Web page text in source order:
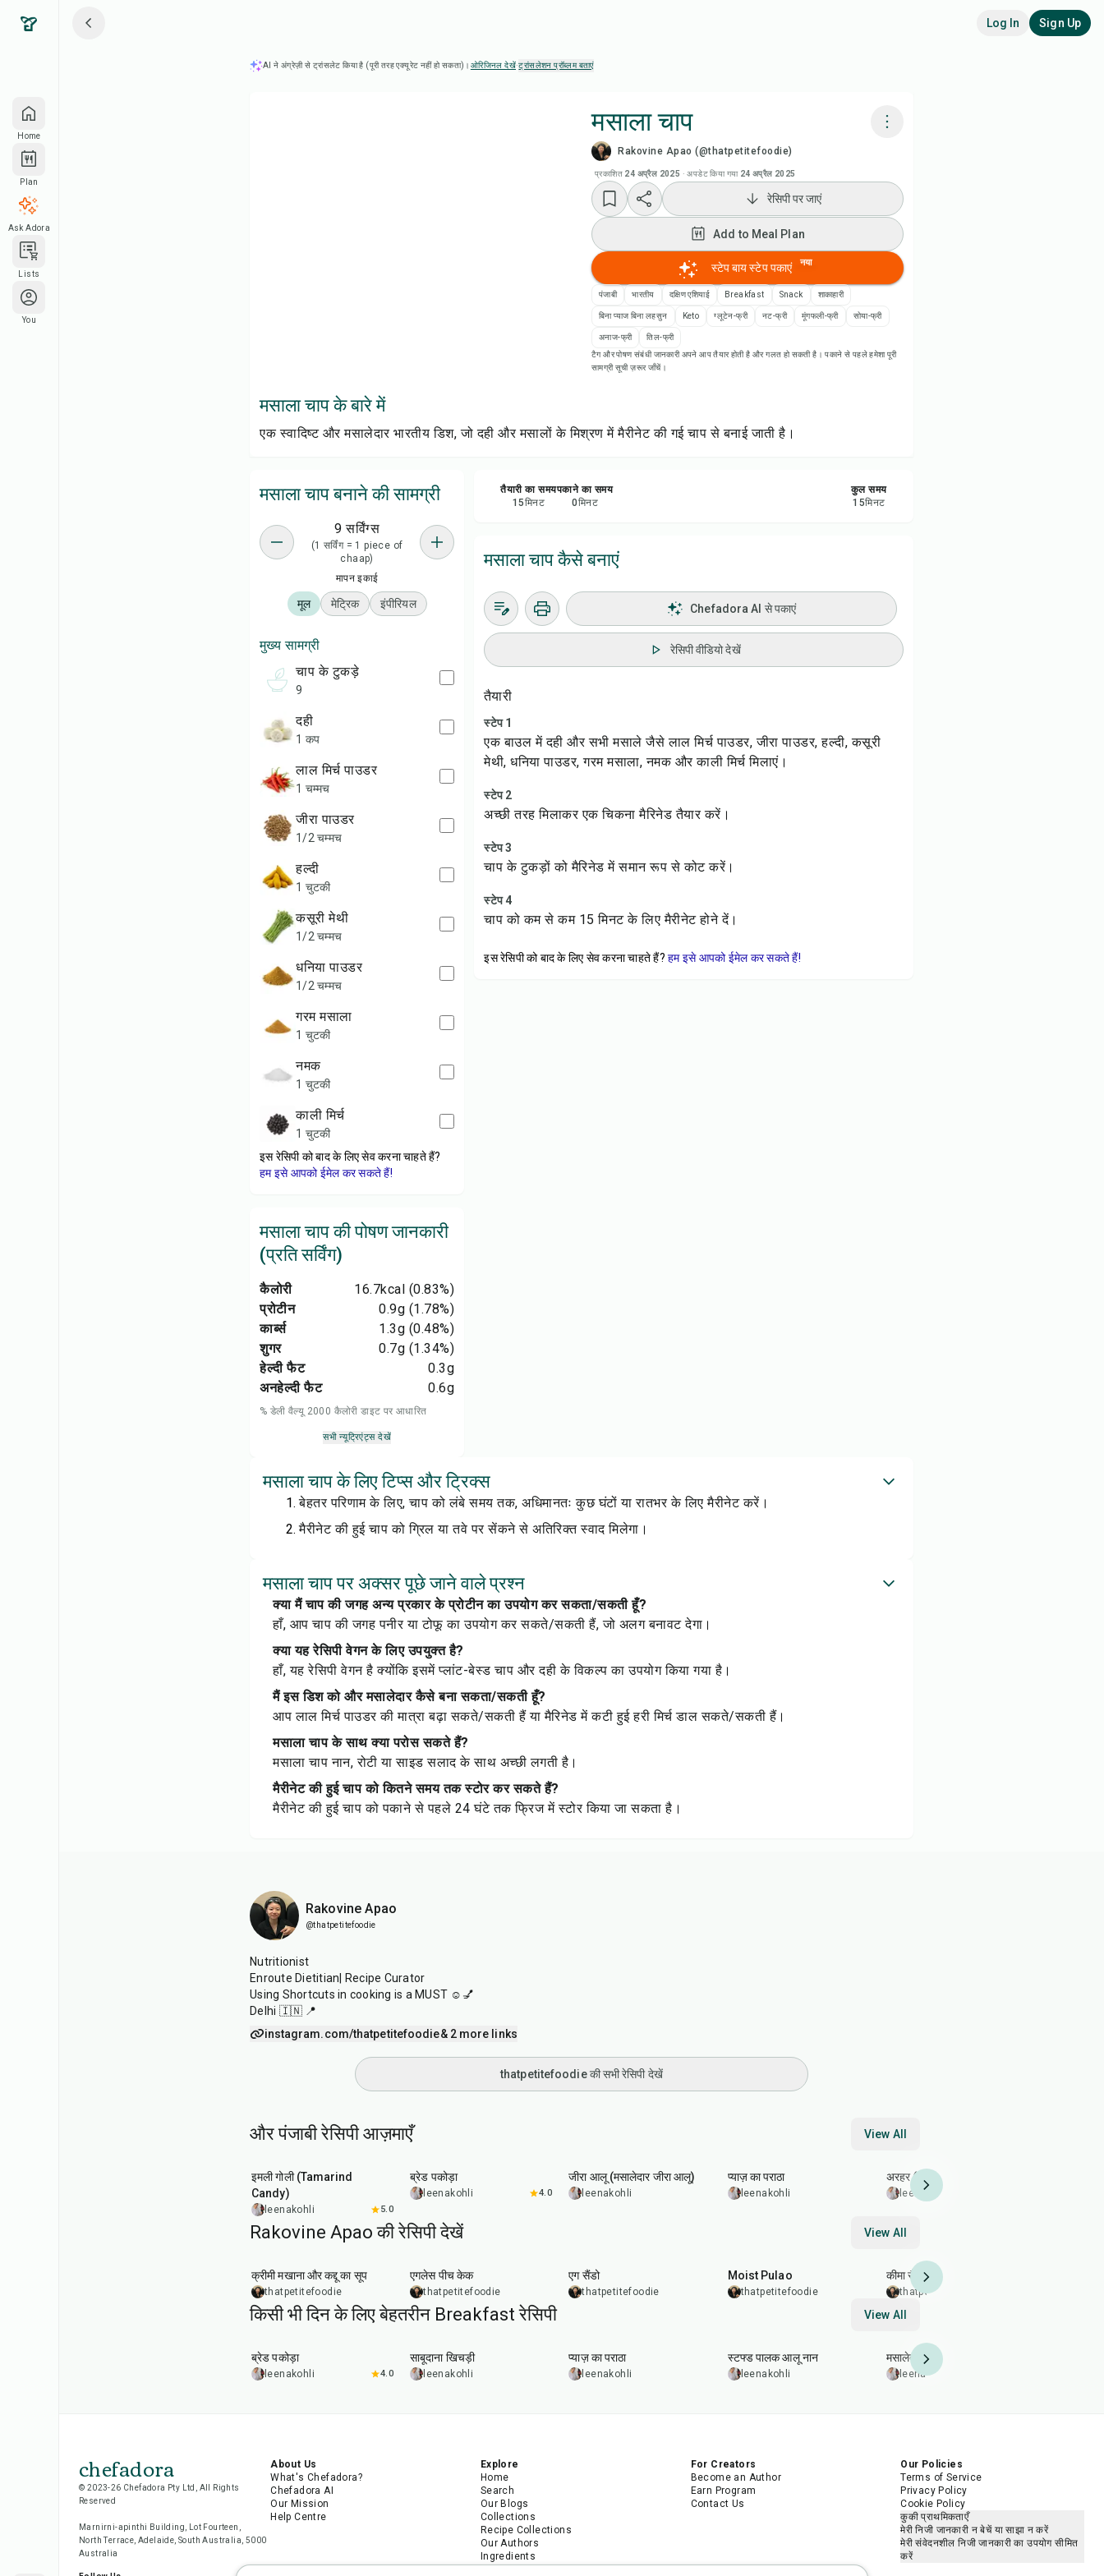
Home
Plan
Ask Adora
Lists
You
Log In Sign Up
AI ने अंग्रेज़ी से ट्रांसलेट किया है (पूरी तरह एक्यूरेट नहीं हो सकता)। ओरिजिनल देखें·ट्रांसलेशन प्रॉब्लम बताएं
मसाला चाप
Rakovine Apao (@thatpetitefoodie)
प्रकाशित 24 अप्रैल 2025 ·अपडेट किया गया 24 अप्रैल 2025
रेसिपी वीडियो देखें
Add to Meal Plan
Add to Shopping List
सेव करें
रेसिपी पर जाएं
Add to Meal Plan
स्टेप बाय स्टेप पकाएं नया
पंजाबी भारतीय दक्षिण एशियाई Breakfast Snack शाकाहारी
बिना प्याज बिना लहसुन Keto ग्लूटेन-फ्री नट-फ्री मूंगफली-फ्री सोया-फ्री
अनाज-फ्री
तिल-फ्री
टैग और पोषण संबंधी जानकारी अपने आप तैयार होती है और गलत हो सकती है। पकाने से पहले हमेशा पूरी
सामग्री सूची ज़रूर जाँचें।
मसाला चाप के बारे में
एक स्वादिष्ट और मसालेदार भारतीय डिश, जो दही और मसालों के मिश्रण में मैरीनेट की गई चाप से बनाई जाती है।
मसाला चाप बनाने की सामग्री
9 सर्विंग्स
(1 सर्विंग = 1 piece of
chaap)
मापन इकाई
मूल मेट्रिक इंपीरियल
मुख्य सामग्री
चाप के टुकड़े
9
दही
1 कप
लाल मिर्च पाउडर
1 चम्मच
जीरा पाउडर
1/2 चम्मच
हल्दी
1 चुटकी
कसूरी मेथी
1/2 चम्मच
धनिया पाउडर
1/2 चम्मच
गरम मसाला
1 चुटकी
नमक
1 चुटकी
काली मिर्च
1 चुटकी
इस रेसिपी को बाद के लिए सेव करना चाहते हैं?
हम इसे आपको ईमेल कर सकते हैं!
मसाला चाप की पोषण जानकारी
(प्रति सर्विंग)
कैलोरी 16.7kcal (0.83%)
प्रोटीन
0.9g (1.78%)
कार्ब्स
1.3g (0.48%)
शुगर
0.7g (1.34%)
हेल्दी फैट
0.3g
अनहेल्दी फैट
0.6g
% डेली वैल्यू 2000 कैलोरी डाइट पर आधारित
सभी न्यूट्रिएंट्स देखें
तैयारी का समय
15मिनट
पकाने का समय
0मिनट
कुल समय
15मिनट
मसाला चाप कैसे बनाएं
Chefadora AI से पकाएं
रेसिपी वीडियो देखें
तैयारी
स्टेप 1
एक बाउल में दही और सभी मसाले जैसे लाल मिर्च पाउडर, जीरा पाउडर, हल्दी, कसूरी
मेथी, धनिया पाउडर, गरम मसाला, नमक और काली मिर्च मिलाएं।
स्टेप 2
अच्छी तरह मिलाकर एक चिकना मैरिनेड तैयार करें।
स्टेप 3
चाप के टुकड़ों को मैरिनेड में समान रूप से कोट करें।
स्टेप 4
चाप को कम से कम 15 मिनट के लिए मैरीनेट होने दें।
इस रेसिपी को बाद के लिए सेव करना चाहते हैं? हम इसे आपको ईमेल कर सकते हैं!
मसाला चाप के लिए टिप्स और ट्रिक्स
बेहतर परिणाम के लिए, चाप को लंबे समय तक, अधिमानतः कुछ घंटों या रातभर के लिए मैरीनेट करें।
मैरीनेट की हुई चाप को ग्रिल या तवे पर सेंकने से अतिरिक्त स्वाद मिलेगा।
मसाला चाप पर अक्सर पूछे जाने वाले प्रश्न
क्या मैं चाप की जगह अन्य प्रकार के प्रोटीन का उपयोग कर सकता/सकती हूँ?
हाँ, आप चाप की जगह पनीर या टोफू का उपयोग कर सकते/सकती हैं, जो अलग बनावट देगा।
क्या यह रेसिपी वेगन के लिए उपयुक्त है?
हाँ, यह रेसिपी वेगन है क्योंकि इसमें प्लांट-बेस्ड चाप और दही के विकल्प का उपयोग किया गया है।
मैं इस डिश को और मसालेदार कैसे बना सकता/सकती हूँ?
आप लाल मिर्च पाउडर की मात्रा बढ़ा सकते/सकती हैं या मैरिनेड में कटी हुई हरी मिर्च डाल सकते/सकती हैं।
मसाला चाप के साथ क्या परोस सकते हैं?
मसाला चाप नान, रोटी या साइड सलाद के साथ अच्छी लगती है।
मैरीनेट की हुई चाप को कितने समय तक स्टोर कर सकते हैं?
मैरीनेट की हुई चाप को पकाने से पहले 24 घंटे तक फ्रिज में स्टोर किया जा सकता है।
Rakovine Apao
@thatpetitefoodie
Nutritionist
Enroute Dietitian| Recipe Curator
Using Shortcuts in cooking is a MUST ☺️💅
Delhi 🇮🇳 📍
instagram.com/thatpetitefoodie& 2 more links
thatpetitefoodie की सभी रेसिपी देखें
और पंजाबी रेसिपी आज़माएँ View All
इमली गोली (Tamarind
Candy)
leenakohli 5.0
ब्रेड पकोड़ा
leenakohli 4.0
जीरा आलू (मसालेदार जीरा आलू)
leenakohli
प्याज़ का पराठा
leenakohli
अरहर (तूर) दाल फ्राई
leenakohli
Rakovine Apao की रेसिपी देखें View All
क्रीमी मखाना और कद्दू का सूप
thatpetitefoodie
एगलेस पीच केक
thatpetitefoodie
एग सैंडो
thatpetitefoodie
Moist Pulao
thatpetitefoodie
कीमा सैंडविच
thatpetitefoodie
किसी भी दिन के लिए बेहतरीन Breakfast रेसिपी View All
ब्रेड पकोड़ा
leenakohli 4.0
साबूदाना खिचड़ी
leenakohli
प्याज़ का पराठा
leenakohli
स्टफ्ड पालक आलू नान
leenakohli
मसालेदार मक्की की रोटी
leenakohli
chefadora
© 2023-26 Chefadora Pty Ltd, All Rights
Reserved
Marnirni-apinthi Building, Lot Fourteen,
North Terrace, Adelaide, South Australia, 5000
Australia
About Us
What's Chefadora?
Chefadora AI
Our Mission
Help Centre
Explore
Home
Search
Our Blogs
Collections
Recipe Collections
Our Authors
Ingredients
For Creators
Become an Author
Earn Program
Contact Us
Our Policies
Terms of Service
Privacy Policy
Cookie Policy
कुकी प्राथमिकताएँ
मेरी निजी जानकारी न बेचें या साझा न करें
मेरी संवेदनशील निजी जानकारी का उपयोग सीमित
करें